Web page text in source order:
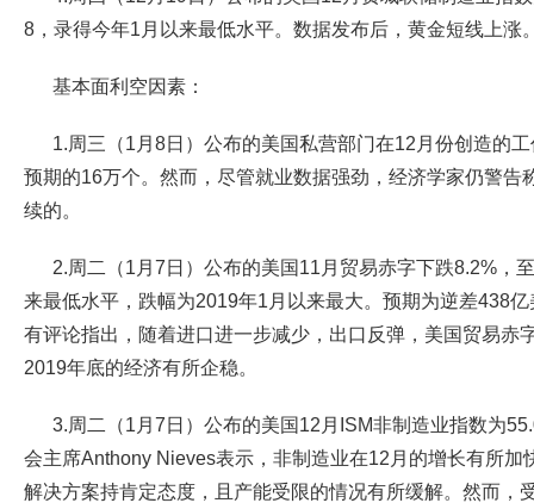
8，录得今年1月以来最低水平。数据发布后，黄金短线上涨
基本面利空因素：
1.周三（1月8日）公布的美国私营部门在12月份创造的
预期的16万个。然而，尽管就业数据强劲，经济学家仍警告
续的。
2.周二（1月7日）公布的美国11月贸易赤字下跌8.2%，
来最低水平，跌幅为2019年1月以来最大。预期为逆差438
有评论指出，随着进口进一步减少，出口反弹，美国贸易赤
2019年底的经济有所企稳。
3.周二（1月7日）公布的美国12月ISM非制造业指数为
会主席Anthony Nieves表示，非制造业在12月的增长有所加
解决方案持肯定态度，且产能受限的情况有所缓解。然而，